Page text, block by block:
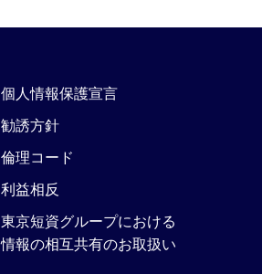
個人情報保護宣言
勧誘方針
倫理コード
利益相反
東京短資グループにおける
情報の相互共有のお取扱い